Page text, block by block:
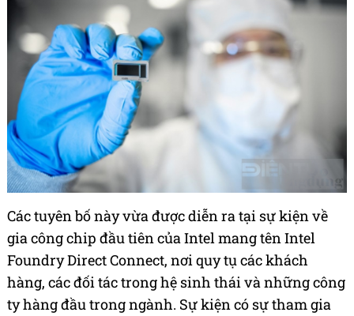
Các tuyên bố này vừa được diễn ra tại sự kiện về
gia công chip đầu tiên của Intel mang tên Intel
Foundry Direct Connect, nơi quy tụ các khách
hàng, các đối tác trong hệ sinh thái và những công
ty hàng đầu trong ngành. Sự kiện có sự tham gia